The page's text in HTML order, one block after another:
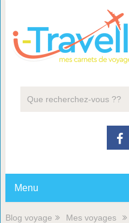
Menu
Blog voyage Mes voyages